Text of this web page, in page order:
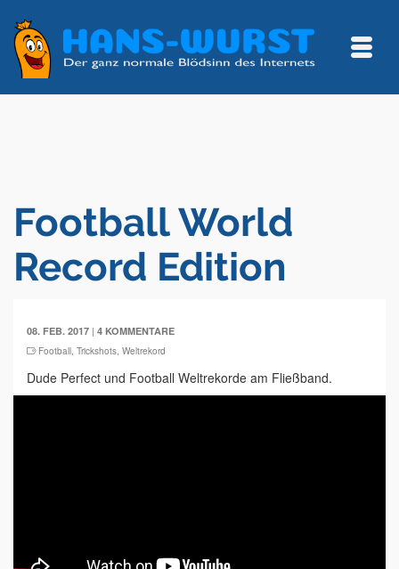
Football World
Record Edition
08. FEB. 2017 | 4 KOMMENTARE
Football, Trickshots, Weltrekord
Dude Perfect und Football Weltrekorde am Fließband.